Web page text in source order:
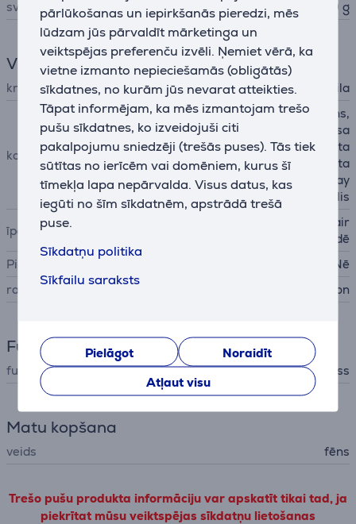
pārlūkošanas un iepirkšanās pieredzi, mēs
lūdzam jūs pārvaldīt mārketinga un
veiktspējas preferenču izvēli. Ņemiet vērā, ka
vietne izmanto nepieciešamās (obligātās)
sīkdatnes, no kurām jūs nevarat atteikties.
Tāpat informējam, ka mēs izmantojam trešo
pušu sīkdatnes, ko izveidojuši citi
pakalpojumu sniedzēji (trešās puses). Tās tiek
sūtītas no ierīcēm vai domēniem, kurus šī
tīmekļa lapa nepārvalda. Visus datus, kas
iegūti no šīm sīkdatnēm, apstrādā trešā
puse.
Sīkdatņu politika
Sīkfailu saraksts
Pielāgot
Noraidīt
Atļaut visu
svars 650 g
Vispārējais parametrs
krāsa vara, tumši zila
komplektācija
Dyson Supersonic matu fēns,
loku difuzors, saudzīgas gaisa
plūsmas uzgalis, koncentrēta
s gaisa plūsmas uzgalis, plata
ķemme ar zobiņiem, Flyaway
uzgalis
īpašības
mēra gaisa temperatūru vair
āk nekā 40 reizes sekundē
Pie sienas stiprināms
Nē
ražotājs
Dyson
Funkcijas
funkcijas aukstais gaiss
Matu kopšana
veids fēns
Trešo pušu produkta informāciju var apskatīt tikai tad, ja
piekrītat mūsu veiktspējas sīkdatņu lietošanas